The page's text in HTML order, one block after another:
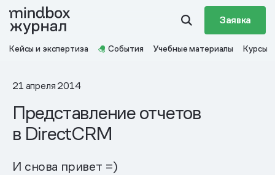
Заявка
Кейсы и экспертиза События Учебные материалы Курсы
21 апреля 2014
Представление отчетов
в DirectCRM
И снова привет =)